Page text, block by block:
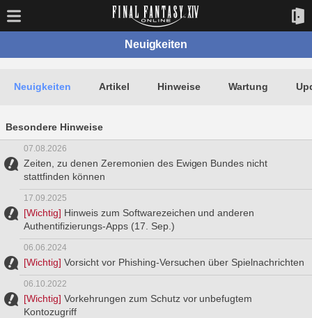
Neuigkeiten
Neuigkeiten Artikel Hinweise Wartung
Besondere Hinweise
07.08.2026
Zeiten, zu denen Zeremonien des Ewigen Bundes nicht
stattfinden können
17.09.2025
[Wichtig] Hinweis zum Softwarezeichen und anderen
Authentifizierungs-Apps (17. Sep.)
06.06.2024
[Wichtig] Vorsicht vor Phishing-Versuchen über Spielnachrichten
06.10.2022
[Wichtig] Vorkehrungen zum Schutz vor unbefugtem
Kontozugriff